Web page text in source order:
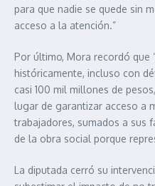
para que nadie se quede sin
acceso a la atención.”
Por último, Mora recordó que
históricamente, incluso con
casi 100 mil millones de
lugar de garantizar acceso a
trabajadores, sumados a sus
de la obra social porque
La diputada cerró su